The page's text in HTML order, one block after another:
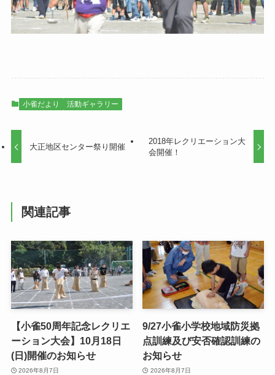
小雀だより 活動ギャラリー
大正地区センター祭り開催
2018年レクリエーション大
会開催！
関連記事
【小雀50周年記念レクリエ
ーション大会】10月18日
(日)開催のお知らせ
2026年8月7日
9/27小雀小学校地域防災拠
点訓練及び安否確認訓練の
お知らせ
2026年8月7日